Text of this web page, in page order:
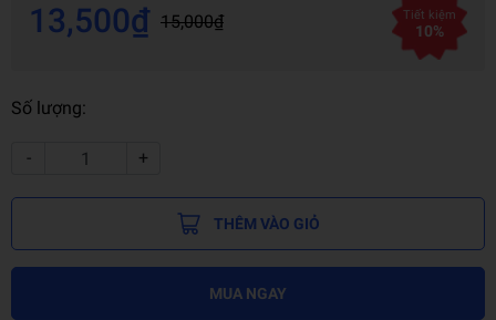
13,500₫ 15,000₫ Tiết kiệm
10%
Số lượng:
- +
THÊM VÀO GIỎ
MUA NGAY